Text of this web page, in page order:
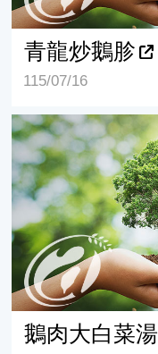
青龍炒鵝胗
115/07/16
鵝肉大白菜湯
鵝肉大白菜湯